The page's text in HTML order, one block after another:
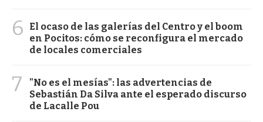
6
El ocaso de las galerías del Centro y el boom
en Pocitos: cómo se reconfigura el mercado
de locales comerciales
7
"No es el mesías": las advertencias de
Sebastián Da Silva ante el esperado discurso
de Lacalle Pou